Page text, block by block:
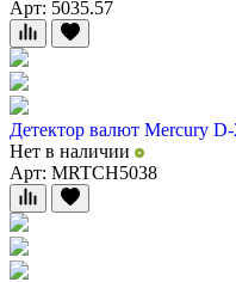
Арт: 5035.57
Детектор валют Mercury
Нет в наличии
Арт: MRTCH5038